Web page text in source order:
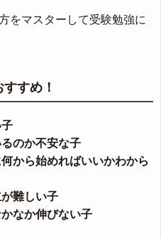
をマスターして受験勉強に
すめ！
のか不安な子
から始めればいいかわから
難しい子
なか伸びない子